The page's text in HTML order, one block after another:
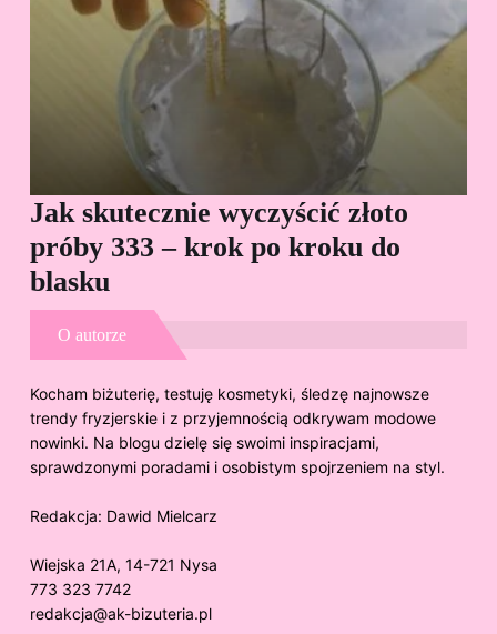
Jak skutecznie wyczyścić złoto
próby 333 – krok po kroku do
blasku
O autorze
Kocham biżuterię, testuję kosmetyki, śledzę najnowsze
trendy fryzjerskie i z przyjemnością odkrywam modowe
nowinki. Na blogu dzielę się swoimi inspiracjami,
sprawdzonymi poradami i osobistym spojrzeniem na styl.
Redakcja: Dawid Mielcarz
Wiejska 21A, 14-721 Nysa
773 323 7742
redakcja@ak-bizuteria.pl